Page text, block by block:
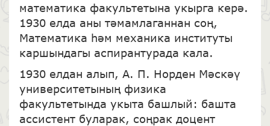
математика факультетына укырга керә.
1930 елда аны тәмамлаганнан соң,
Математика һәм механика институты
каршындагы аспирантурада кала.
1930 елдан алып, А. П. Норден Мәскәү
университетының физика
факультетында укыта башлый: башта
ассистент буларак, соңрак доцент